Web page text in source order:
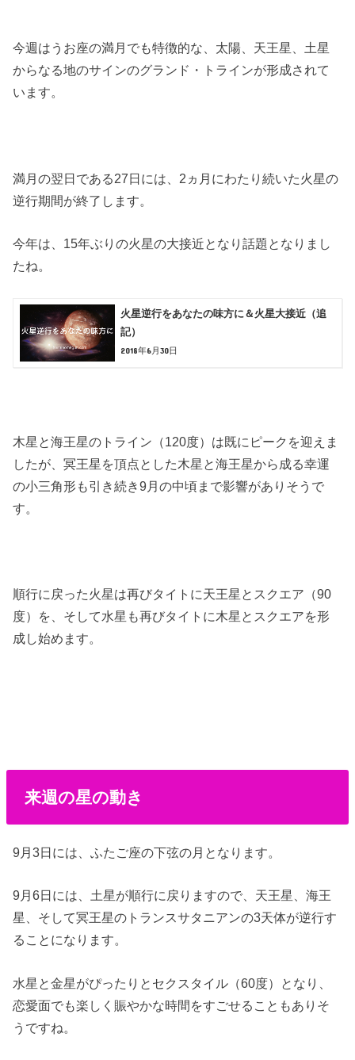
今週はうお座の満月でも特徴的な、太陽、天王星、土星
からなる地のサインのグランド・トラインが形成されて
います。
満月の翌日である27日には、2ヵ月にわたり続いた火星の
逆行期間が終了します。
今年は、15年ぶりの火星の大接近となり話題となりまし
たね。
火星逆行をあなたの味方に＆火星大接近（追
記）
2018年6月30日
木星と海王星のトライン（120度）は既にピークを迎えま
したが、冥王星を頂点とした木星と海王星から成る幸運
の小三角形も引き続き9月の中頃まで影響がありそうで
す。
順行に戻った火星は再びタイトに天王星とスクエア（90
度）を、そして水星も再びタイトに木星とスクエアを形
成し始めます。
来週の星の動き
9月3日には、ふたご座の下弦の月となります。
9月6日には、土星が順行に戻りますので、天王星、海王
星、そして冥王星のトランスサタニアンの3天体が逆行す
ることになります。
水星と金星がぴったりとセクスタイル（60度）となり、
恋愛面でも楽しく賑やかな時間をすごせることもありそ
うですね。